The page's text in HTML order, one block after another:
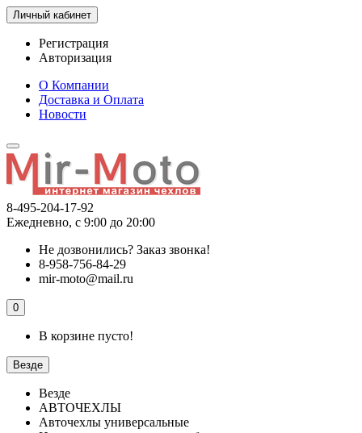
Личный кабинет
Регистрация
Авторизация
О Компании
Доставка и Оплата
Новости
8-495-204-17-92
Ежедневно, с 9:00 до 20:00
Не дозвонились? Заказ звонка!
8-958-756-84-29
mir-moto@mail.ru
0
В корзине пусто!
Везде
Везде
АВТОЧЕХЛЫ
Авточехлы универсальные